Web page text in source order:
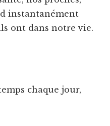
instantanément
ont dans notre vie.
chaque jour,